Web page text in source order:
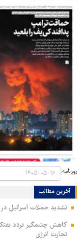
روزنامه:
آخرین مطالب
تشدید حملات اسرائیل
کاهش چشمگیر تردد
تجارت انرژی